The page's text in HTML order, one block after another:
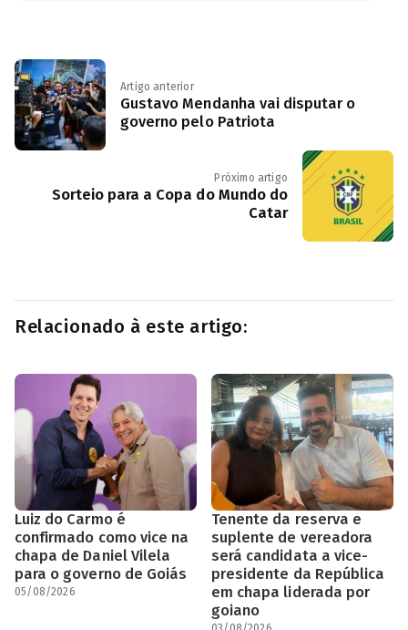
Artigo anterior
Gustavo Mendanha vai disputar o
governo pelo Patriota
Próximo artigo
Sorteio para a Copa do Mundo do
Catar
Relacionado à este artigo:
Luiz do Carmo é
confirmado como vice na
chapa de Daniel Vilela
para o governo de Goiás
05/08/2026
Tenente da reserva e
suplente de vereadora
será candidata a vice-
presidente da República
em chapa liderada por
goiano